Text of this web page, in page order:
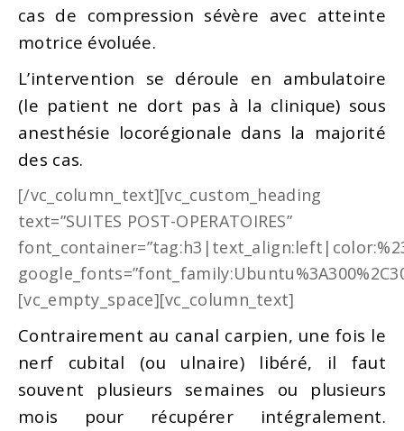
cas de compression sévère avec atteinte
motrice évoluée.
L’intervention se déroule en ambulatoire
(le patient ne dort pas à la clinique) sous
anesthésie locorégionale dans la majorité
des cas.
[/vc_column_text][vc_custom_heading
text=”SUITES POST-OPERATOIRES”
[vc_empty_space][vc_column_text]
Contrairement au canal carpien, une fois le
nerf cubital (ou ulnaire) libéré, il faut
souvent plusieurs semaines ou plusieurs
mois pour récupérer intégralement.